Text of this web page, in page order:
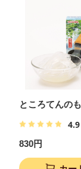
ところてんの
4.9
830円